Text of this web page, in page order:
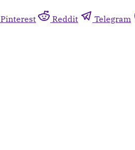
Pinterest Reddit Telegram